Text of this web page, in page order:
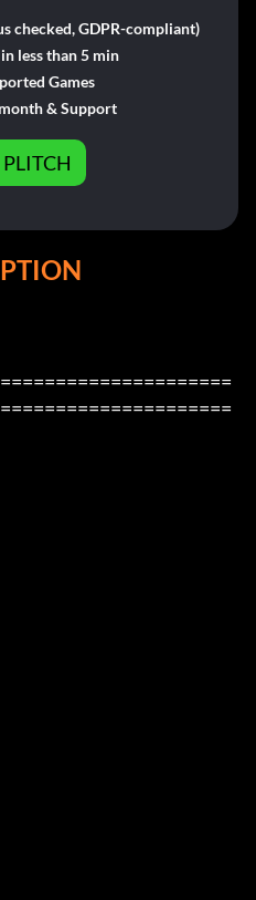
checked, GDPR-compliant)
less than 5 min
Games
& Support